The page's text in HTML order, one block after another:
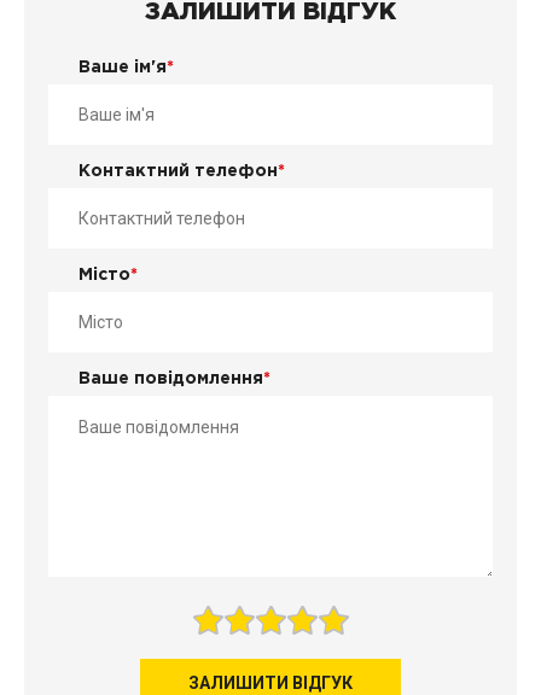
ЗАЛИШИТИ ВІДГУК
Ваше ім'я*
Контактний телефон*
Місто*
Ваше повідомлення*
ЗАЛИШИТИ ВІДГУК